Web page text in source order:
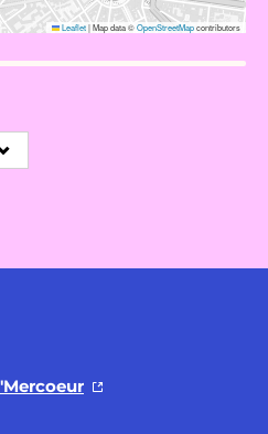
Leaflet|Map data ©OpenStreetMapcontributors